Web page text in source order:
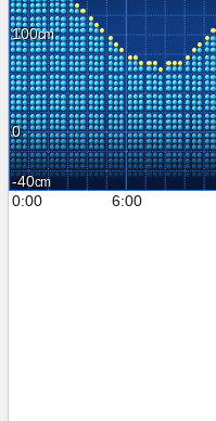
100
0
-40
0:00
6:00